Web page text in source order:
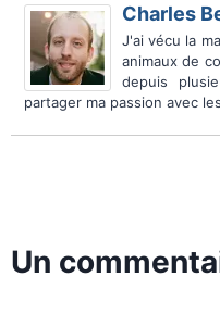
Charles
J'ai vécu la
animaux de
depuis
partager ma passion avec
Un